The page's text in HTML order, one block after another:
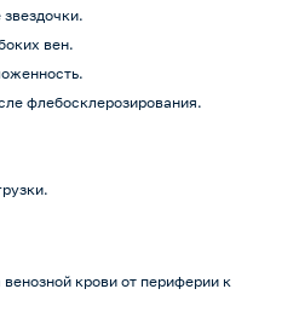
вен.
флебосклерозирования.
крови от периферии к